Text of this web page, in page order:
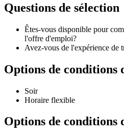
Questions de sélection
Êtes-vous disponible pour
l'offre d'emploi?
Avez-vous de l'expérience de
Options de conditions
Soir
Horaire flexible
Options de conditions